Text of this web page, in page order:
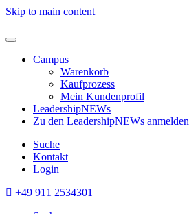
Skip to main content
Campus
Warenkorb
Kaufprozess
Mein Kundenprofil
LeadershipNEWs
Zu den LeadershipNEWs anmelden
Suche
Kontakt
Login
+49 911 2534301